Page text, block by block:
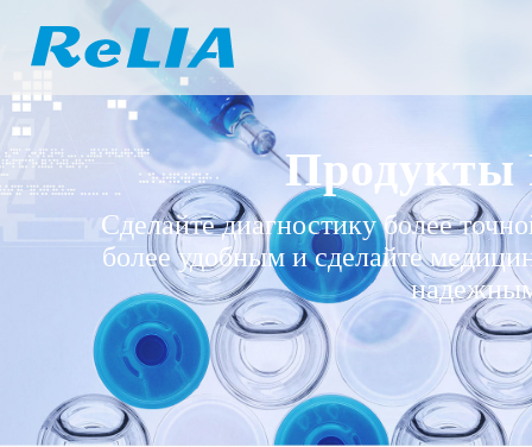
Продукты
Сделайте диагностику более
более удобным и сделайте